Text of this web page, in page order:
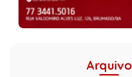
Arquivo